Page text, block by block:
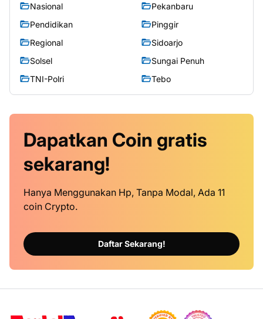
Nasional
Pekanbaru
Pendidikan
Pinggir
Regional
Sidoarjo
Solsel
Sungai Penuh
TNI-Polri
Tebo
Dapatkan Coin gratis
sekarang!
Hanya Menggunakan Hp, Tanpa Modal, Ada 11
coin Crypto.
Daftar Sekarang!